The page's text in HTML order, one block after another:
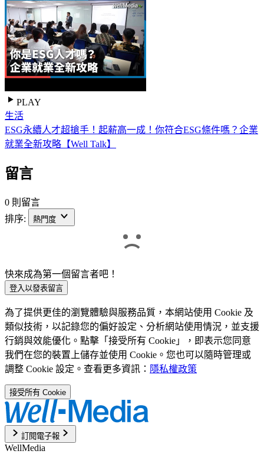
PLAY
生活
ESG永續人才超搶手！起薪高一成！你符合ESG條件嗎？企業
就業全新攻略【Well Talk】
留言
0 則留言
排序:
熱門度
快來成為第一個留言者吧！
登入以發表留言
為了提供更佳的瀏覽體驗與服務品質，本網站使用 Cookie 及
類似技術，以記錄您的偏好設定、分析網站使用情況，並支援
行銷與效能優化。點擊「接受所有 Cookie」，即表示您同意
我們在您的裝置上儲存並使用 Cookie。您也可以隨時管理或
調整 Cookie 設定。查看更多資訊： 隱私權政策
接受所有 Cookie
訂閱電子報
WellMedia